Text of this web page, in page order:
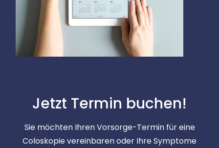
Jetzt Termin buchen!
Sie möchten Ihren Vorsorge-Termin für eine
Coloskopie vereinbaren oder Ihre Symptome